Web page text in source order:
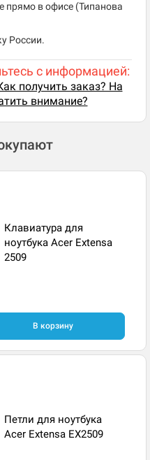
прямо в офисе (Типанова
России.
с информацией:
получить заказ? На
внимание?
Клавиатура для
ноутбука Acer Extensa
2509
В корзину
Петли для ноутбука
Acer Extensa EX2509